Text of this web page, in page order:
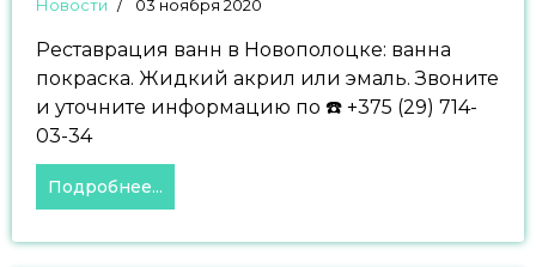
Новости 03 ноября 2020
Реставрация ванн в Новополоцке: ванна
покраска. Жидкий акрил или эмаль. Звоните
и уточните информацию по ☎️ +375 (29) 714-
03-34
Подробнее...